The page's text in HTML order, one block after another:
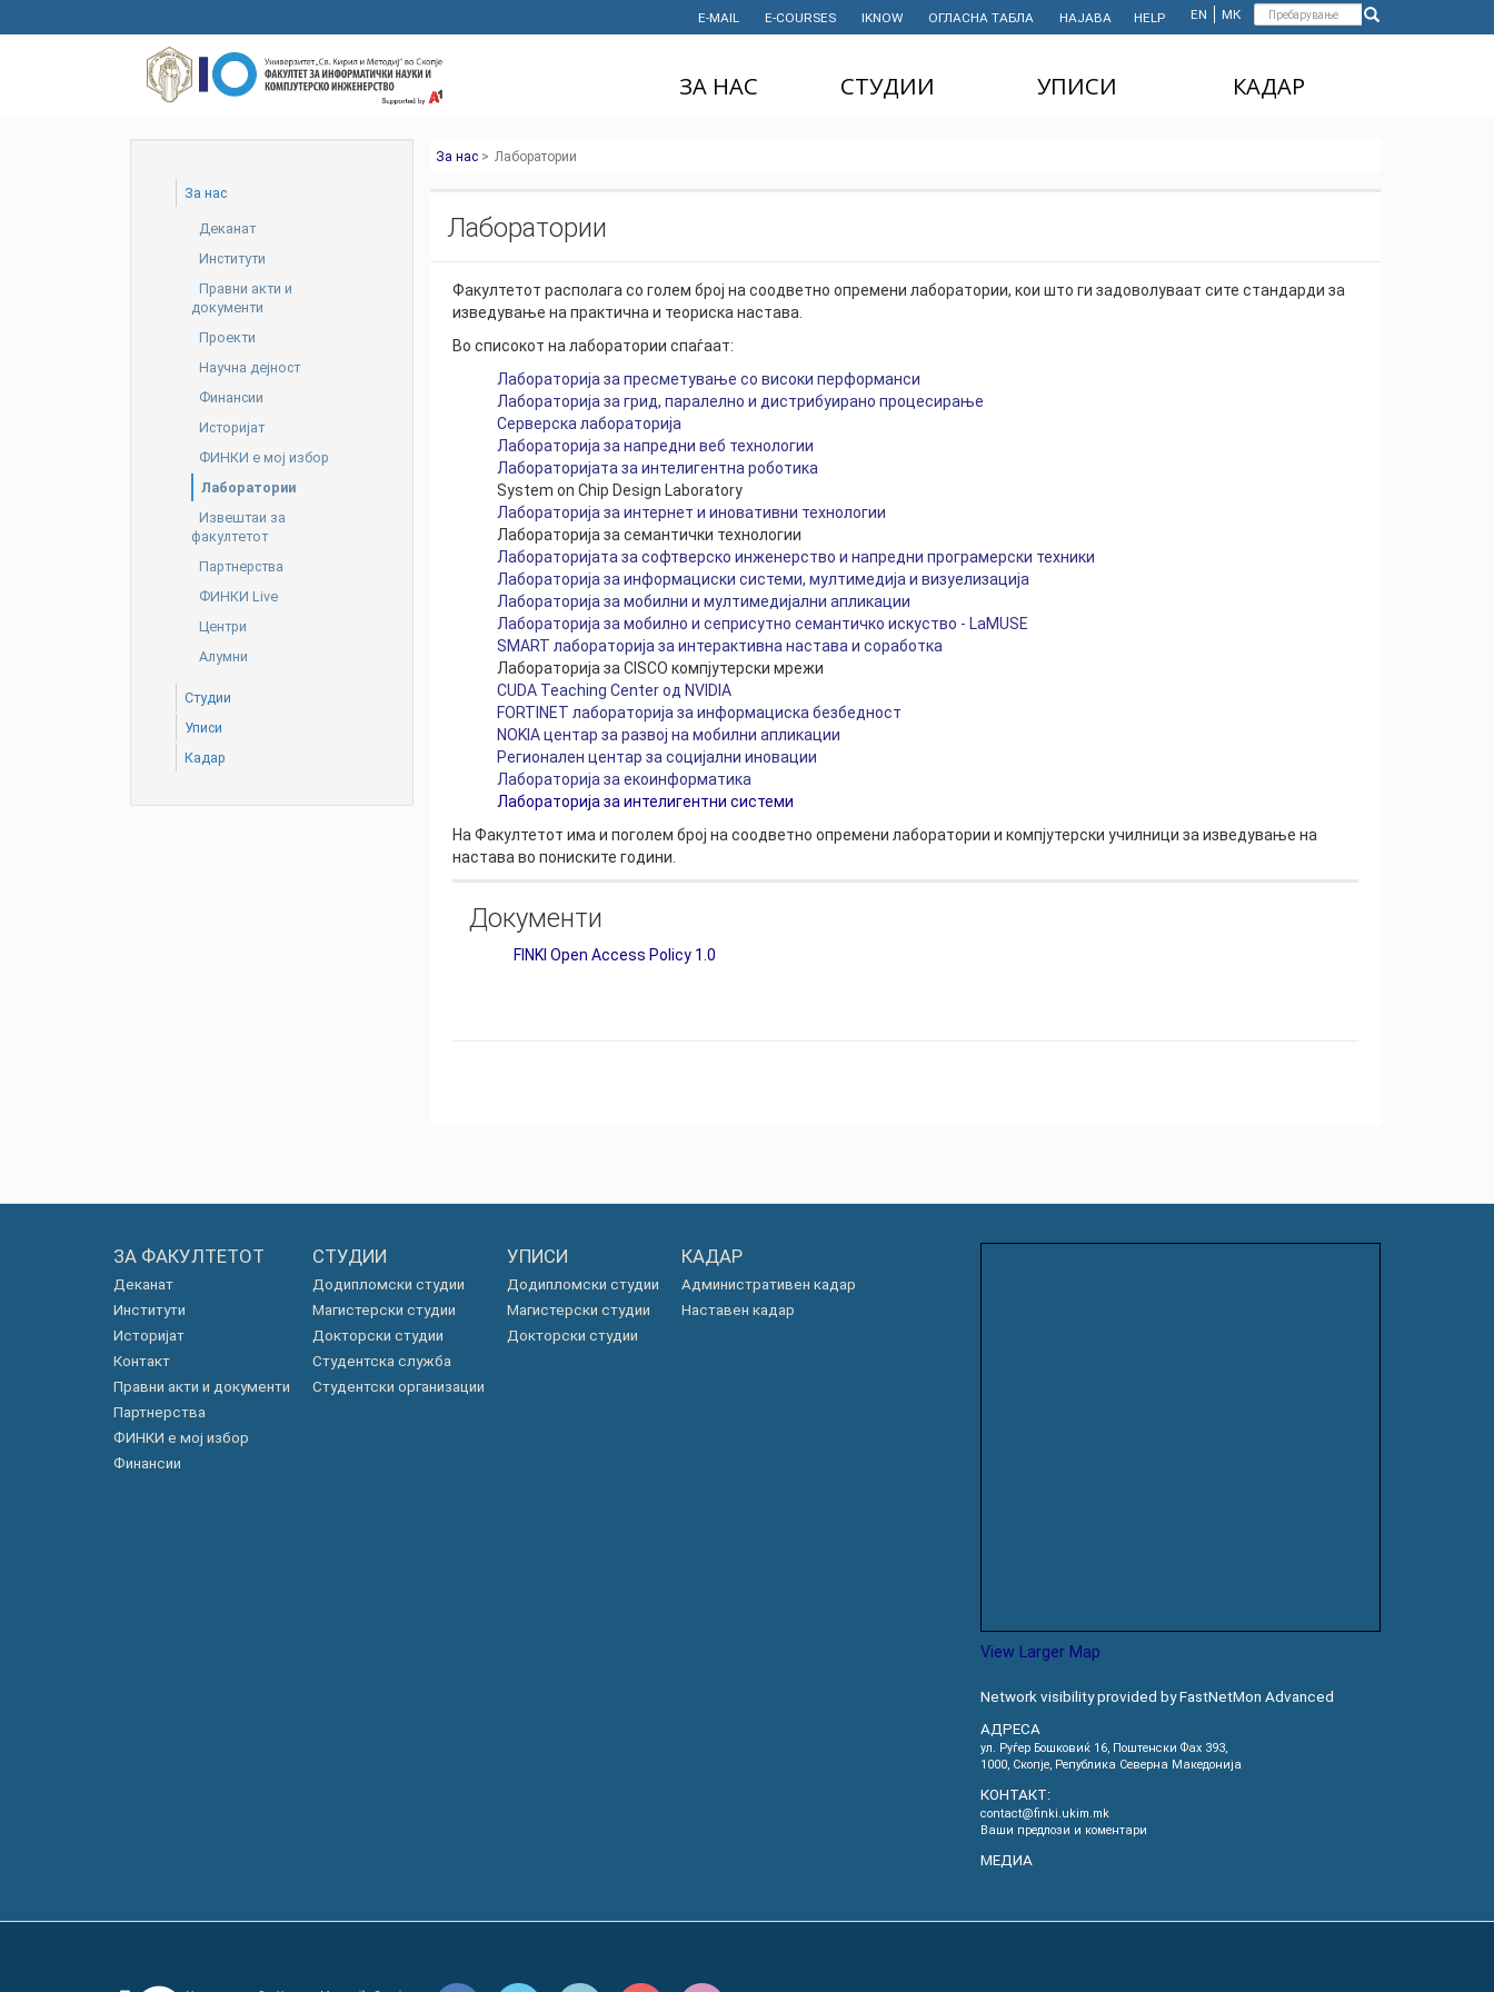
to
Форма
пребарување
Пребарување
EN МК
E-MAIL E-COURSES IKNOW ОГЛАСНА ТАБЛА НАЈАВА HELP
ЗА НАС
ПРОЕКТИ
ДЕЈНОСТ
ФИНАНСИИ
ИСТОРИЈАТ
ФИНКИ Е МОЈ
ИЗБОР
ЛАБОРАТОРИИ
ИЗВЕШТАИ ЗА
ФАКУЛТЕТОТ
ПАРТНЕРСТВА
ФИНКИ LIVE
ЦЕНТРИ
АЛУМНИ
СТУДИИ
ДОКТОРСКИ
СТУДИИ
СТУДЕНТСКА
СЛУЖБА
ОРГАНИЗАЦИИ
РАСПОРЕД НА
АКАДЕМСКИ
КАЛЕНДАР
ОДБРАНИ
РЕШЕНИЈА
ДИПЛОМСКИ/
МАГИСТЕРСКИ
ОДБРАНИ
УПИСИ
ДОКТОРСКИ СТУДИИ
КАДАР
За нас
Деканат
Институти
Правни акти и
документи
Проекти
Научна дејност
Финансии
Историјат
ФИНКИ е мој избор
Лаборатории
Извештаи за
факултетот
Партнерства
ФИНКИ Live
Центри
Алумни
Студии
Уписи
Кадар
За нас > Лаборатории
Лаборатории
Факултетот располага со голем број на соодветно опремени лаборатории, кои што ги задоволуваат сите стандарди за
изведување на практична и теориска настава.
Во списокот на лаборатории спаѓаат:
Лабораторија за пресметување со високи перформанси
Лабораторија за грид, паралелно и дистрибуирано процесирање
Серверска лабораторија
Лабораторија за напредни веб технологии
Лабораторијата за интелигентна роботика
System on Chip Design Laboratory
Лабораторија за интернет и иновативни технологии
Лабораторија за семантички технологии
Лабораторијата за софтверско инженерство и напредни програмерски техники
Лабораторија за информациски системи, мултимедија и визуелизација
Лабораторија за мобилни и мултимедијални апликации
Лабораторија за мобилно и сеприсутно семантичко искуство - LaMUSE
SMART лабораторија за интерактивна настава и соработка
Лабораторија за CISCO компјутерски мрежи
CUDA Teaching Center од NVIDIA
FORTINET лабораторија за информациска безбедност
NOKIA центар за развој на мобилни апликации
Регионален центар за социјални иновации
Лабораторија за екоинформатика
Лабораторија за интелигентни системи
На Факултетот има и поголем број на соодветно опремени лаборатории и компјутерски училници за изведување на
настава во пониските години.
Документи
FINKI Open Access Policy 1.0
ЗА ФАКУЛТЕТОТ
Деканат
Институти
Историјат
Контакт
Правни акти и документи
Партнерства
ФИНКИ е мој избор
Финансии
СТУДИИ
Додипломски студии
Магистерски студии
Докторски студии
Студентска служба
Студентски организации
УПИСИ
Додипломски студии
Магистерски студии
Докторски студии
КАДАР
Административен кадар
Наставен кадар
View Larger Map
Network visibility provided by FastNetMon Advanced
АДРЕСА
ул. Руѓер Бошковиќ 16, Пoштенски Фах 393,
1000, Скопје, Република Северна Македонија
КОНТАКТ:
contact@finki.ukim.mk
Ваши предлози и коментари
МЕДИА